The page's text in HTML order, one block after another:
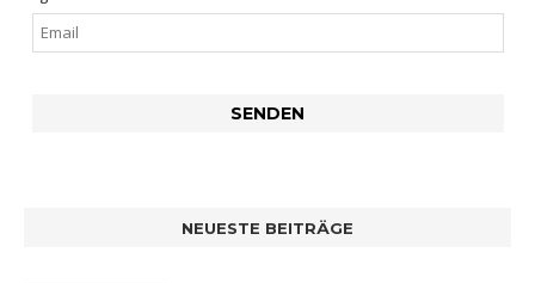
NEUESTE BEITRÄGE